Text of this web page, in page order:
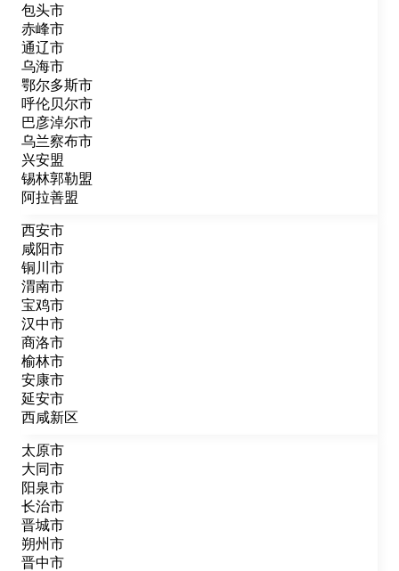
包头市
赤峰市
通辽市
乌海市
鄂尔多斯市
呼伦贝尔市
巴彦淖尔市
乌兰察布市
兴安盟
锡林郭勒盟
阿拉善盟
西安市
咸阳市
铜川市
渭南市
宝鸡市
汉中市
商洛市
榆林市
安康市
延安市
西咸新区
太原市
大同市
阳泉市
长治市
晋城市
朔州市
晋中市